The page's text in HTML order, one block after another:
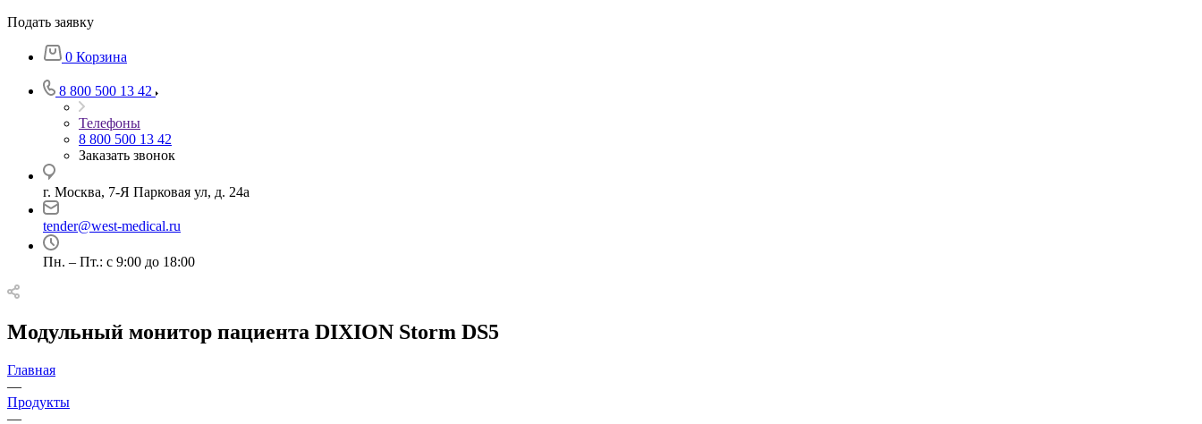
Подать заявку
0 Корзина
8 800 500 13 42
Телефоны
8 800 500 13 42
Заказать звонок
г. Москва, 7-Я Парковая ул, д. 24а
tender@west-medical.ru
Пн. – Пт.: с 9:00 до 18:00
Модульный монитор пациента DIXION Storm DS5
Главная
—
Продукты
—